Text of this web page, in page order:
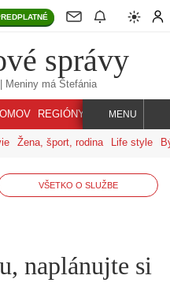
správy
| Meniny má Štefánia
REGIÓNY INDEX SVET
MENU
Žena, šport, rodina Life style
VŠETKO O SLUŽBE
naplánujte si